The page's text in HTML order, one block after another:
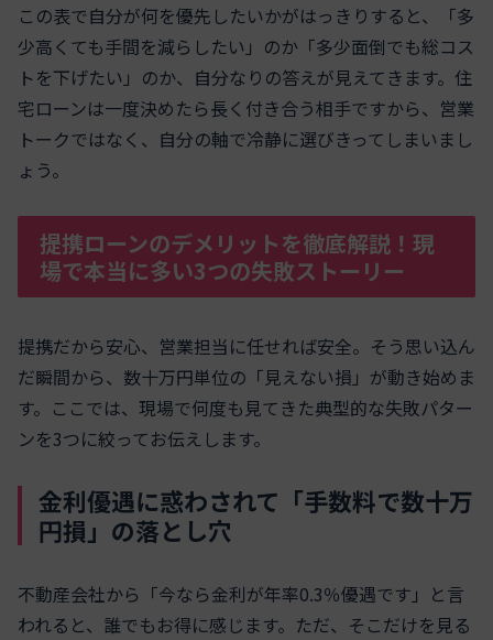
この表で自分が何を優先したいかがはっきりすると、「多
少高くても手間を減らしたい」のか「多少面倒でも総コス
トを下げたい」のか、自分なりの答えが見えてきます。住
宅ローンは一度決めたら長く付き合う相手ですから、営業
トークではなく、自分の軸で冷静に選びきってしまいまし
ょう。
提携ローンのデメリットを徹底解説！現
場で本当に多い3つの失敗ストーリー
提携だから安心、営業担当に任せれば安全。そう思い込ん
だ瞬間から、数十万円単位の「見えない損」が動き始めま
す。ここでは、現場で何度も見てきた典型的な失敗パター
ンを3つに絞ってお伝えします。
金利優遇に惑わされて「手数料で数十万
円損」の落とし穴
不動産会社から「今なら金利が年率0.3％優遇です」と言
われると、誰でもお得に感じます。ただ、そこだけを見る